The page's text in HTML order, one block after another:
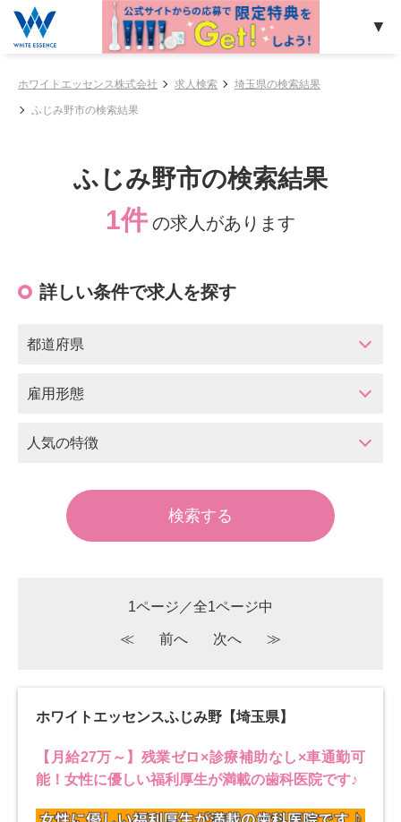
ホワイトエッセンス株式会社 求人検索 埼玉県の検索結果
ふじみ野市の検索結果
ふじみ野市の検索結果
1件 の求人があります
詳しい条件で求人を探す
都道府県
雇用形態
人気の特徴
1ページ／全1ページ中
≪ 前へ 次へ ≫
ホワイトエッセンスふじみ野【埼玉県】
【月給27万～】残業ゼロ×診療補助なし×車通勤可
能！女性に優しい福利厚生が満載の歯科医院です♪